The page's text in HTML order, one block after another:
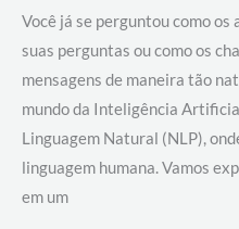
Você já se perguntou como
suas perguntas ou como os
mensagens de maneira tão
mundo da Inteligência
Linguagem Natural (NLP),
linguagem humana. Vamos
em um